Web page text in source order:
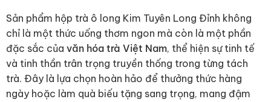
Sản phẩm hộp trà ô long Kim Tuyên Long Đỉnh không
chỉ là một thức uống thơm ngon mà còn là một phần
đặc sắc của văn hóa trà Việt Nam, thể hiện sự tinh tế
và tinh thần trân trọng truyền thống trong từng tách
trà. Đây là lựa chọn hoàn hảo để thưởng thức hàng
ngày hoặc làm quà biếu tặng sang trọng, mang đậm